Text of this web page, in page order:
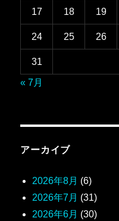
17 18 19
24 25 26
31
« 7月
アーカイブ
2026年8月 (6)
2026年7月 (31)
2026年6月 (30)